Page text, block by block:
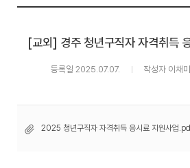
[교외] 경주 청년구직자 자격취득
등록일 2025.07.07. 작성자 이채미
2025 청년구직자 자격취득 응시료 지원사업